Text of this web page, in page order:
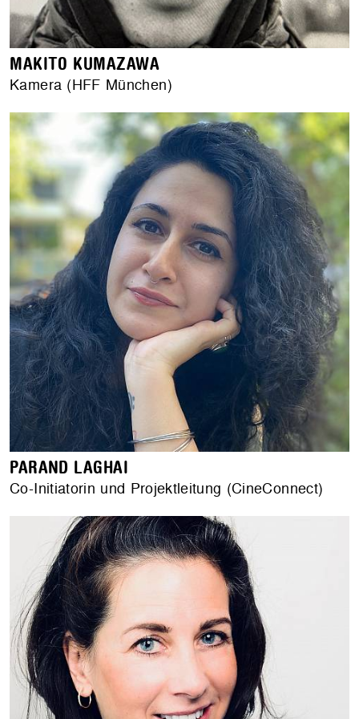
MAKITO KUMAZAWA
Kamera (HFF München)
PARAND LAGHAI
Co-Initiatorin und Projektleitung (CineConnect)